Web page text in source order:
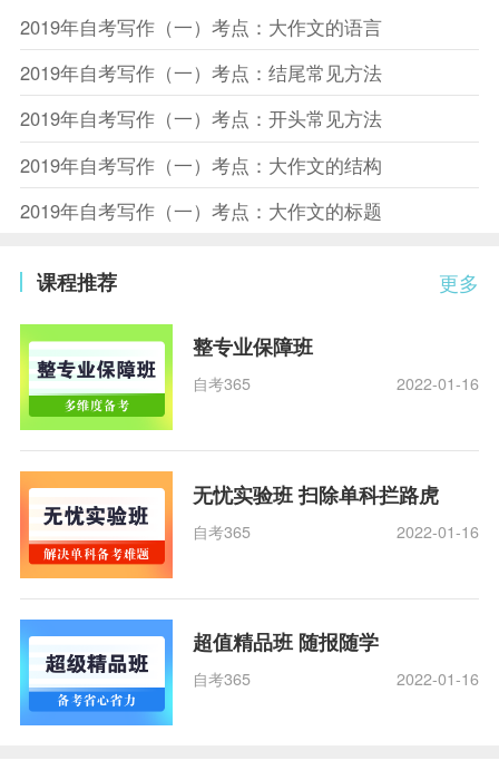
2019年自考写作（一）考点：大作文的语言
2019年自考写作（一）考点：结尾常见方法
2019年自考写作（一）考点：开头常见方法
2019年自考写作（一）考点：大作文的结构
2019年自考写作（一）考点：大作文的标题
更多
课程推荐
整专业保障班
自考365 2022-01-16
无忧实验班 扫除单科拦路虎
自考365 2022-01-16
超值精品班 随报随学
自考365 2022-01-16